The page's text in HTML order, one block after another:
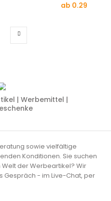
ab 0.29
| Werbemittel |
sowie vielfältige
Konditionen. Sie suchen
der Werbeartikel? Wir
Gespräch - im Live-Chat, per